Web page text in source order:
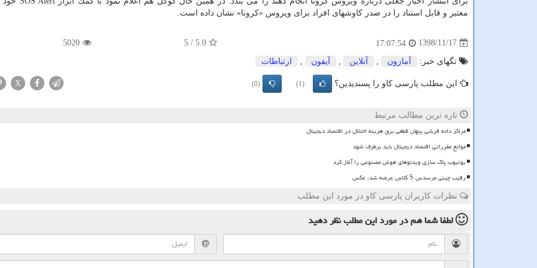
معتبر و قابل استناد را در صدر كاوشهای افراد برای ویروس «كرونا» نشان داده است.
1398/11/17
17:07:54
5.0
/ 5
5020
تگهای خبر: آمازون آنلاین آیفون ارتباطات
این مطلب پارسی کاو را پسندیدین؟ (1)
(0)
X
تازه ترین مطالب مرتبط
مراکز داده قربانی پنهان قطعی برق هزینه اختلال در اقتصاد دیجیتال
موانع مقرراتی اقتصاد دیجیتال باید برطرف شود
یوتیوب پاک سازی ویدئوهای هوش مصنوعی را آغاز کرد
رقیب چینی مرسدس S کلاس عرضه شد، عکس
نظرات کاربران پارسی کاو در مورد این مطلب
لطفا شما همدر مورد این مطلبنظر دهید